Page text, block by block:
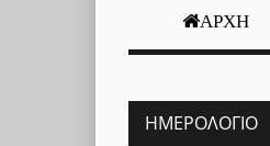
ΑΡΧΉ
ΗΜΕΡΟΛΌΓΙΟ